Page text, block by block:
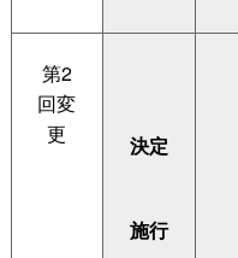
第2
回変
更
決定
施行